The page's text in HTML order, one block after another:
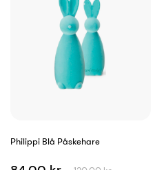
Philippi Blå Påskehare